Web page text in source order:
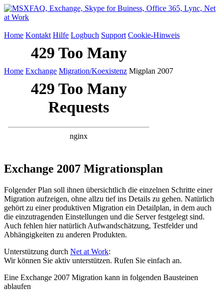
Home Kontakt Hilfe Logbuch Support Cookie-Hinweis
Home Exchange Migration/Koexistenz Migplan 2007
Exchange 2007 Migrationsplan
Folgender Plan soll ihnen übersichtlich die einzelnen Schritte einer
Migration aufzeigen, ohne allzu tief ins Details zu gehen. Natürlich
gehört zu einer produktiven Migration ein Detailplan, in dem auch
die einzutragenden Einstellungen und die Server festgelegt sind.
Auch fehlen hier natürlich Aufwandschätzung, Testfelder und
Abhängigkeiten zu anderen Produkten.
Unterstützung durch Net at Work:
Wir können Sie aktiv unterstützen. Rufen Sie einfach an.
Eine Exchange 2007 Migration kann in folgenden Bausteinen
ablaufen